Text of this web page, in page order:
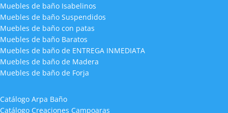
Muebles de baño Isabelinos
Muebles de baño Suspendidos
Muebles de baño con patas
Muebles de baño Baratos
Muebles de baño de ENTREGA INMEDIATA
Muebles de baño de Madera
Muebles de baño de Forja
Catálogo Arpa Baño
Catálogo Creaciones Campoaras